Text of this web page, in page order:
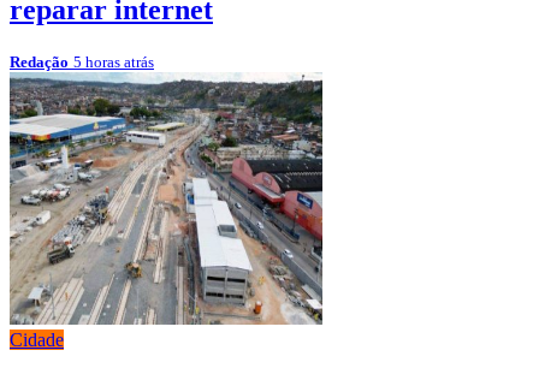
reparar internet
Redação 5 horas atrás
Cidade